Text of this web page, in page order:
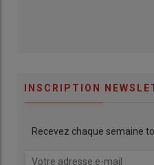
INSCRIPTION
Recevez chaque semaine